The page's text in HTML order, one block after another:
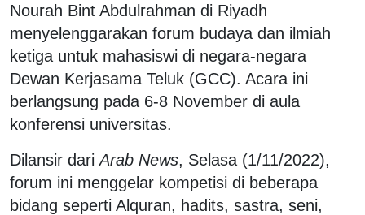
Nourah Bint Abdulrahman di Riyadh
menyelenggarakan forum budaya dan ilmiah
ketiga untuk mahasiswi di negara-negara
Dewan Kerjasama Teluk (GCC). Acara ini
berlangsung pada 6-8 November di aula
konferensi universitas.
Dilansir dariArab News, Selasa (1/11/2022),
forum ini menggelar kompetisi di beberapa
bidang seperti Alquran, hadits, sastra, seni,